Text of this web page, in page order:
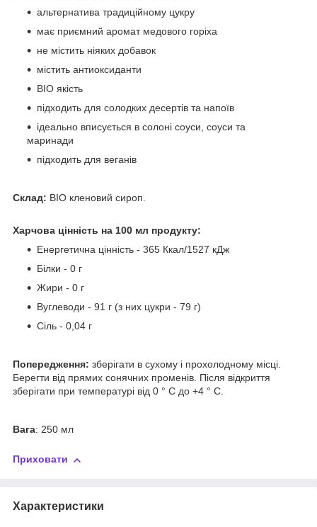
альтернатива традиційному цукру
має приємний аромат медового горіха
не містить ніяких добавок
містить антиоксиданти
BIO якість
підходить для солодких десертів та напоїв
ідеально вписується в солоні соуси, соуси та
маринади
підходить для веганів
Склад: BIO кленовий сироп.
Харчова цінність на 100 мл продукту:
Енергетична цінність - 365 Ккал/1527 кДж
Білки - 0 г
Жири - 0 г
Вуглеводи - 91 г (з них цукри - 79 г)
Сіль - 0,04 г
Попередження: зберігати в сухому і прохолодному місці.
Берегти від прямих сонячних променів. Після відкриття
зберігати при температурі від 0 ° C до +4 ° C.
Вага: 250 мл
Приховати
Характеристики